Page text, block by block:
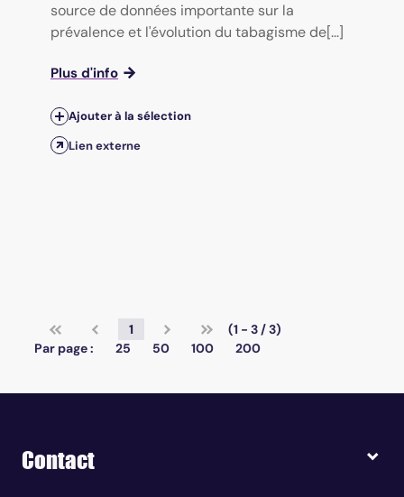
source de données importante sur la
prévalence et l'évolution du tabagisme de[...]
Plus d'info
Ajouter à la sélection
Lien externe
1
(1 - 3 / 3)
Par page :
25 50 100 200
Contact